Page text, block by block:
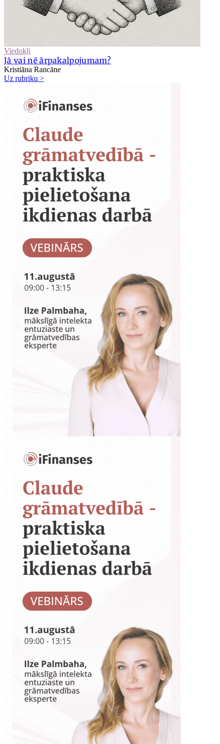
Viedokļi
Jā vai nē ārpakalpojumam?
Kristiāna Rancāne
Uz rubriku >